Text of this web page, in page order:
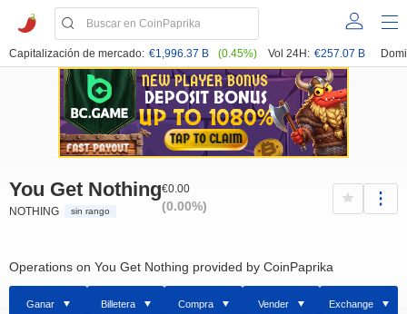
Capitalización de mercado: €1,996.37 B (0.45%) Vol 24H: €257.07 B
You Get Nothing
NOTHING sin rango
€0.00
(0.00%)
Operations on You Get Nothing provided by CoinPaprika
Ganar Billetera Compra Vender Exchange